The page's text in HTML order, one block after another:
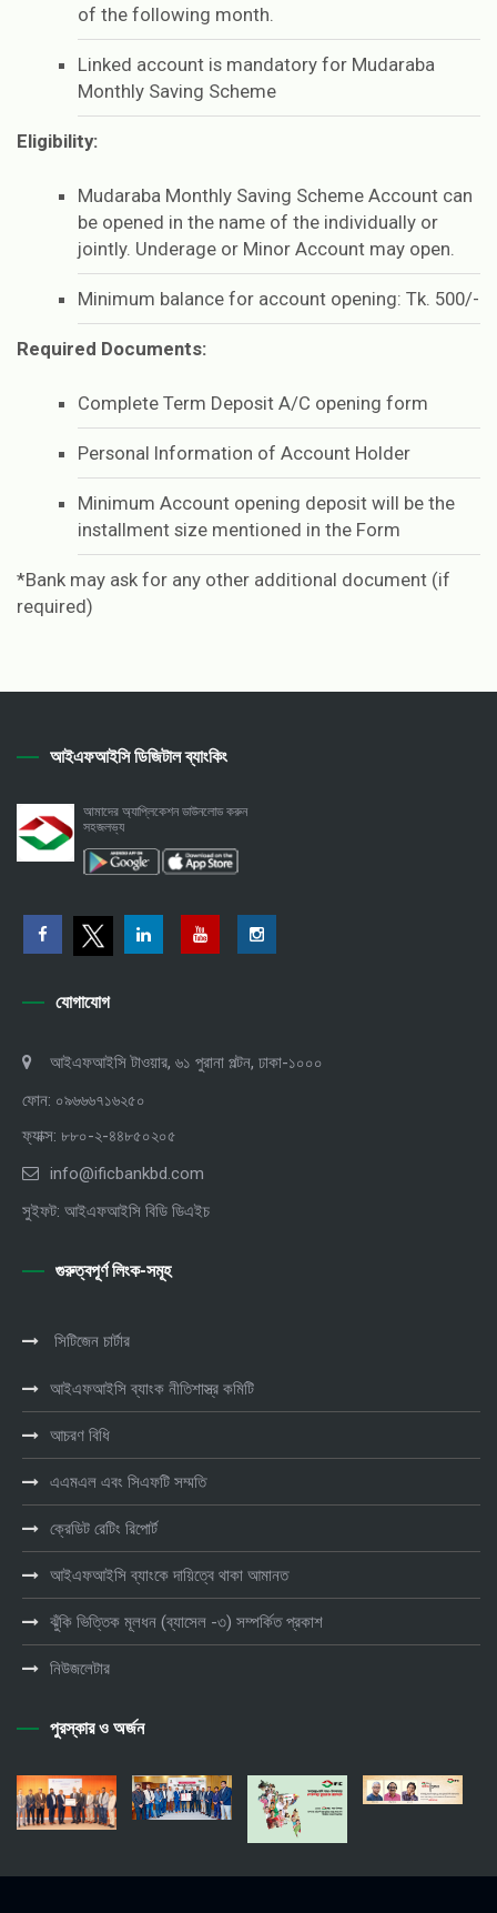
of the following month.
Linked account is mandatory for Mudaraba
Monthly Saving Scheme
Eligibility:
Mudaraba Monthly Saving Scheme Account can
be opened in the name of the individually or
jointly. Underage or Minor Account may open.
Minimum balance for account opening: Tk. 500/-
Required Documents:
Complete Term Deposit A/C opening form
Personal Information of Account Holder
Minimum Account opening deposit will be the
installment size mentioned in the Form
*Bank may ask for any other additional document (if
required)
আইএফআইসি ডিজিটাল ব্যাংকিং
আমাদের অ্যাপ্লিকেশন ডাউনলোড করুন
সহজলভ্য
যোগাযোগ
আইএফআইসি টাওয়ার, ৬১ পুরানা পল্টন, ঢাকা-১০০০
ফোন: ০৯৬৬৬৭১৬২৫০
ফ্যাক্স: ৮৮০-২-৪৪৮৫০২০৫
info@ificbankbd.com
সুইফট: আইএফআইসি বিডি ডিএইচ
গুরুত্বপূর্ণ লিংক-সমূহ
সিটিজেন চার্টার
আইএফআইসি ব্যাংক নীতিশাস্ত্র কমিটি
আচরণ বিধি
এএমএল এবং সিএফটি সম্মতি
ক্রেডিট রেটিং রিপোর্ট
আইএফআইসি ব্যাংকে দায়িত্বে থাকা আমানত
ঝুঁকি ভিত্তিক মূলধন (ব্যাসেল -৩) সম্পর্কিত প্রকাশ
নিউজলেটার
পুরস্কার ও অর্জন